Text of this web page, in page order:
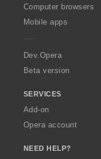
O
p
a
Computer browsers
Mobile apps
Dev.Opera
Beta version
SERVICES
Add-on
Opera account
NEED HELP?